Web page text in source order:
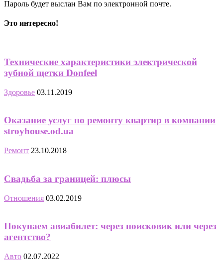
Пароль будет выслан Вам по электронной почте.
Это интересно!
Технические характеристики электрической
зубной щетки Donfeel
Здоровье 03.11.2019
Оказание услуг по ремонту квартир в компании
stroyhouse.od.ua
Ремонт 23.10.2018
Свадьба за границей: плюсы
Отношения 03.02.2019
Покупаем авиабилет: через поисковик или через
агентство?
Авто 02.07.2022